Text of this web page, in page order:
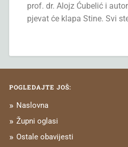
prof. dr. Alojz Ćubelić i
pjevat će klapa Stine. Svi
POGLEDAJTE JOŠ:
Naslovna
Župni oglasi
Ostale obavijesti